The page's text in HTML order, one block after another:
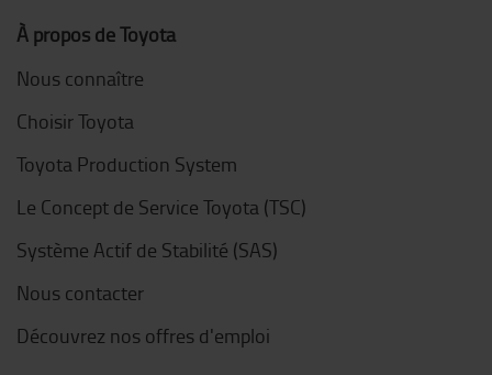
À propos de Toyota
Nous connaître
Choisir Toyota
Toyota Production System
Le Concept de Service Toyota (TSC)
Système Actif de Stabilité (SAS)
Nous contacter
Découvrez nos offres d'emploi